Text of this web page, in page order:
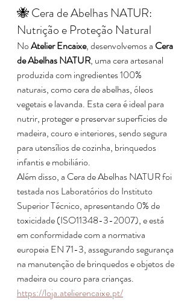
🐝 Cera de Abelhas NATUR:
Nutrição e Proteção Natural
No Atelier Encaixe, desenvolvemos a Cera
de Abelhas NATUR, uma cera artesanal
produzida com ingredientes 100%
naturais, como cera de abelhas, óleos
vegetais e lavanda. Esta cera é ideal para
nutrir, proteger e preservar superfícies de
madeira, couro e interiores, sendo segura
para utensílios de cozinha, brinquedos
infantis e mobiliário.​
Além disso, a Cera de Abelhas NATUR foi
testada nos Laboratórios do Instituto
Superior Técnico, apresentando 0% de
toxicidade (ISO11348-3-2007), e está
em conformidade com a normativa
europeia EN 71-3, assegurando segurança
na manutenção de brinquedos e objetos de
madeira ou couro para crianças.​
https://loja.atelierencaixe.pt/